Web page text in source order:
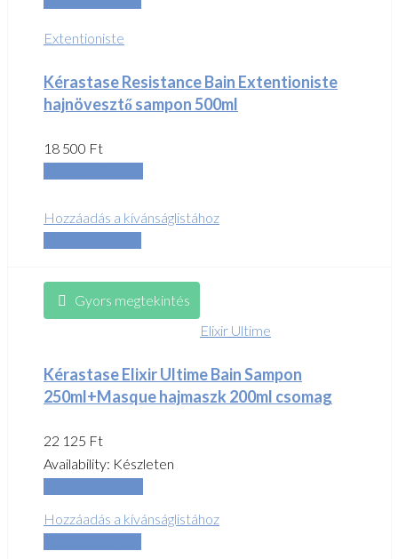
Extentioniste
Kérastase Resistance Bain Extentioniste
hajnövesztő sampon 500ml
18 500 Ft
Hozzáadás a kívánságlistához
Gyors megtekintés
Elixir Ultime
Kérastase Elixir Ultime Bain Sampon
250ml+Masque hajmaszk 200ml csomag
22 125 Ft
Availability: Készleten
Hozzáadás a kívánságlistához